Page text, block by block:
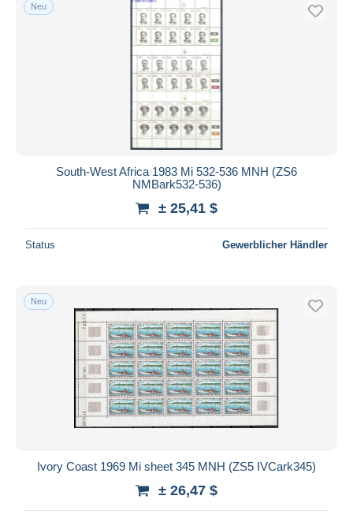
Neu
South-West Africa 1983 Mi 532-536 MNH (ZS6
NMBark532-536)
± 25,41 $
Status Gewerblicher Händler
Neu
Ivory Coast 1969 Mi sheet 345 MNH (ZS5 IVCark345)
± 26,47 $